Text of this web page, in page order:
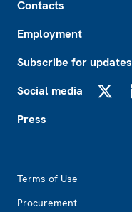
Contacts
Employment
Subscribe for updates
Social media
Press
Terms of Use
Procurement